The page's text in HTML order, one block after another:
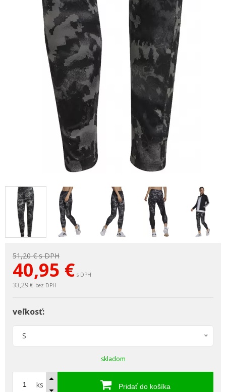
51,20 €s DPH
40,95 € s DPH
33,29 € bez DPH
veľkosť:
S
skladom
ks Pridať do košíka